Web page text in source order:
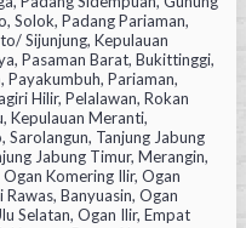
Solok, Padang Pariaman,
Sijunjung, Kepulauan
Pasaman Barat, Bukittinggi,
Payakumbuh, Pariaman,
Hilir, Pelalawan, Rokan
Kepulauan Meranti,
Sarolangun, Tanjung Jabung
Jabung Timur, Merangin,
Ogan Komering Ilir, Ogan
Banyuasin, Ogan
Selatan, Ogan Ilir, Empat